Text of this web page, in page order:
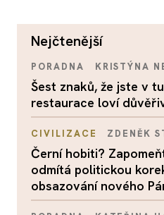
nejčtenější
PORADNA KRISTÝNA
Šest znaků, že jste v
restaurace loví
CIVILIZACE ZDENĚK
Černí hobiti?
odmítá politickou
obsazování nového